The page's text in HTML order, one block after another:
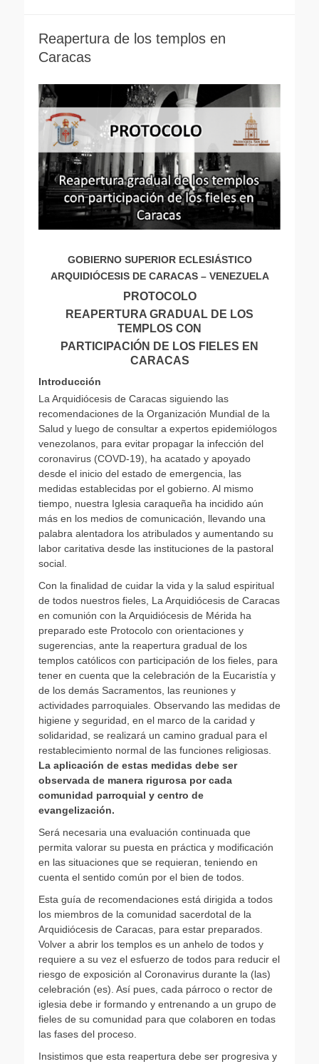
Reapertura de los templos en
Caracas
GOBIERNO SUPERIOR ECLESIÁSTICO
ARQUIDIÓCESIS DE CARACAS – VENEZUELA
PROTOCOLO
REAPERTURA GRADUAL DE LOS
TEMPLOS CON
PARTICIPACIÓN DE LOS FIELES EN
CARACAS
Introducción
La Arquidiócesis de Caracas siguiendo las
recomendaciones de la Organización Mundial de la
Salud y luego de consultar a expertos epidemiólogos
venezolanos, para evitar propagar la infección del
coronavirus (COVD-19), ha acatado y apoyado
desde el inicio del estado de emergencia, las
medidas establecidas por el gobierno. Al mismo
tiempo, nuestra Iglesia caraqueña ha incidido aún
más en los medios de comunicación, llevando una
palabra alentadora los atribulados y aumentando su
labor caritativa desde las instituciones de la pastoral
social.
Con la finalidad de cuidar la vida y la salud espiritual
de todos nuestros fieles, La Arquidiócesis de Caracas
en comunión con la Arquidiócesis de Mérida ha
preparado este Protocolo con orientaciones y
sugerencias, ante la reapertura gradual de los
templos católicos con participación de los fieles, para
tener en cuenta que la celebración de la Eucaristía y
de los demás Sacramentos, las reuniones y
actividades parroquiales. Observando las medidas de
higiene y seguridad, en el marco de la caridad y
solidaridad, se realizará un camino gradual para el
restablecimiento normal de las funciones religiosas.
La aplicación de estas medidas debe ser
observada de manera rigurosa por cada
comunidad parroquial y centro de
evangelización.
Será necesaria una evaluación continuada que
permita valorar su puesta en práctica y modificación
en las situaciones que se requieran, teniendo en
cuenta el sentido común por el bien de todos.
Esta guía de recomendaciones está dirigida a todos
los miembros de la comunidad sacerdotal de la
Arquidiócesis de Caracas, para estar preparados.
Volver a abrir los templos es un anhelo de todos y
requiere a su vez el esfuerzo de todos para reducir el
riesgo de exposición al Coronavirus durante la (las)
celebración (es). Así pues, cada párroco o rector de
iglesia debe ir formando y entrenando a un grupo de
fieles de su comunidad para que colaboren en todas
las fases del proceso.
Insistimos que esta reapertura debe ser progresiva y